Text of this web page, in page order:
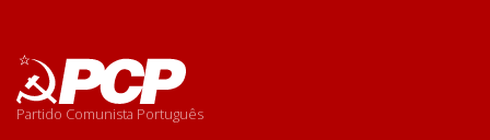
Partido Comunista Português